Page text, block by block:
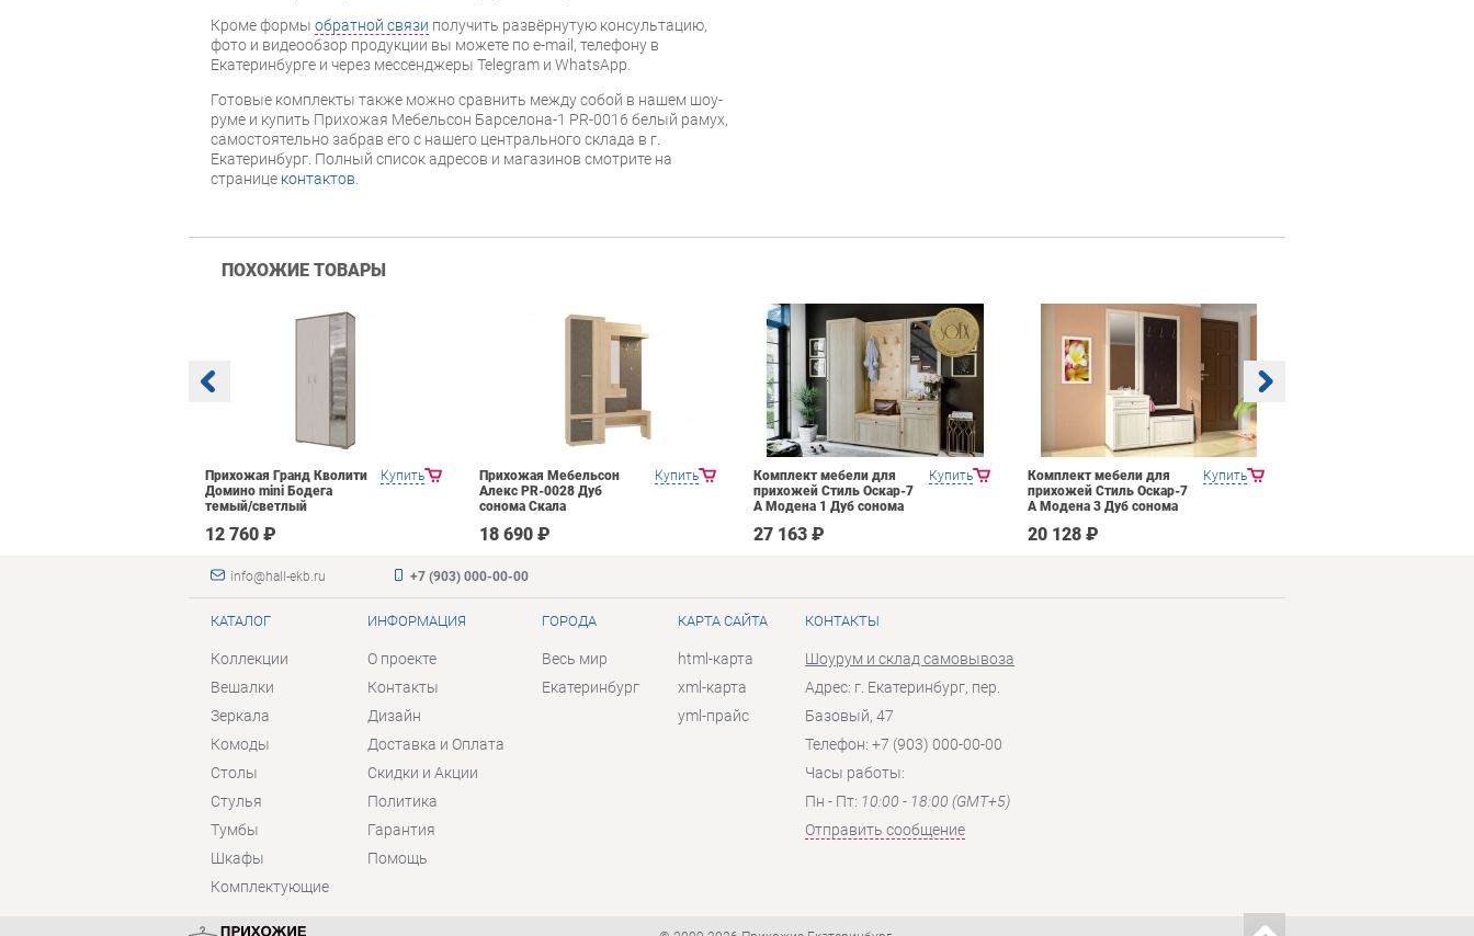
Кроме формы обратной связи получить развёрнутую консультацию,
фото и видеообзор продукции вы можете по e-mail, телефону в
Екатеринбурге и через мессенджеры Telegram и WhatsApp.
Готовые комплекты также можно сравнить между собой в нашем шоу-
руме и купить Прихожая Мебельсон Барселона-1 PR-0016 белый рамух,
самостоятельно забрав его с нашего центрального склада в г.
Екатеринбург. Полный список адресов и магазинов смотрите на
странице контактов
ПОХОЖИЕ ТОВАРЫ
Купить
Прихожая Гранд Кволити
Домино mini Бодега
темый/светлый
12 760 ₽
Купить
Прихожая Мебельсон
Алекс PR-0028 Дуб
сонома Скала
18 690 ₽
Купить
Комплект мебели для
прихожей Стиль Оскар-7
А Модена 1 Дуб сонома
27 163 ₽
Купить
Комплект мебели для
прихожей Стиль Оскар-7
А Модена 3 Дуб сонома
20 128 ₽
info@hall-ekb.ru +7 (903) 000-00-00
КАТАЛОГ
Коллекции
Вешалки
Зеркала
Комоды
Столы
Стулья
Тумбы
Шкафы
Комплектующие
ИНФОРМАЦИЯ
О проекте
Контакты
Дизайн
Доставка и Оплата
Скидки и Акции
Политика
Гарантия
Помощь
ГОРОДА
Весь мир
Екатеринбург
КАРТА САЙТА
html-карта
xml-карта
yml-прайс
КОНТАКТЫ
Шоурум и склад самовывоза
Адрес: г. Екатеринбург, пер.
Базовый, 47
Телефон: +7 (903) 000-00-00
Часы работы:
Пн - Пт: 10:00 - 18:00 (GMT+5)
Отправить сообщение